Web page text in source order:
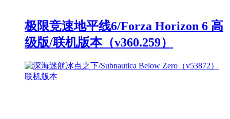
极限竞速地平线6/Forza Horizon 6 高
级版/联机版本（v360.259）